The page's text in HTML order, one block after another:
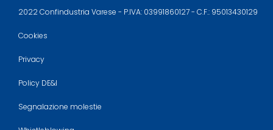
2022 Confindustria Varese - P.IVA: 03991860127 - C.F.: 95013430129
Cookies
Privacy
Policy DE&I
Segnalazione molestie